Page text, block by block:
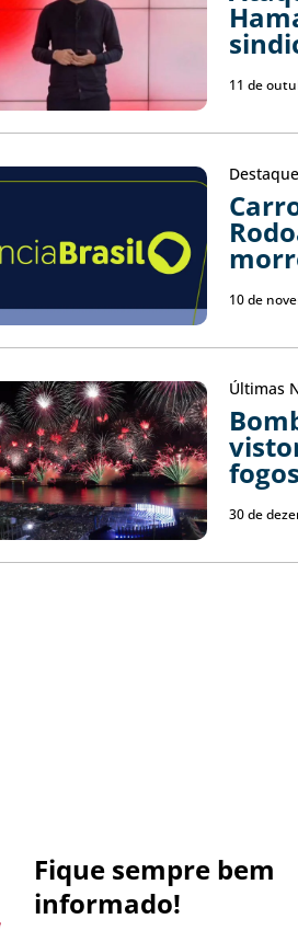
11 de
10 de
Últimas
30 de
Fique sempre bem
informado!